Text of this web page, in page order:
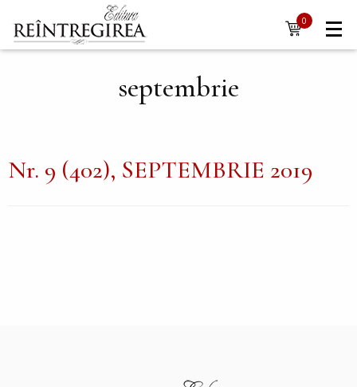
Mergi la conţinutul principal
Navigare
principală
0
items
septembrie
Nr. 9 (402), SEPTEMBRIE 2019